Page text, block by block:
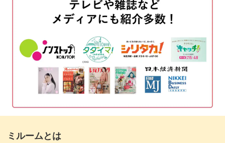
よりアロマの香りの効果を得られるポイントなども紹介し
満喫しませんか？
使い方のポイント
使うときの注意点
保管方法について 09:03
おわりに
ミルームとは